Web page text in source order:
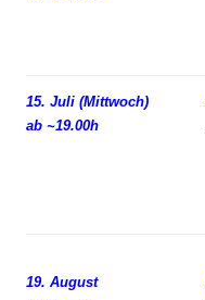
15. Juli (Mittwoch)
ab ~19.00h
19. August